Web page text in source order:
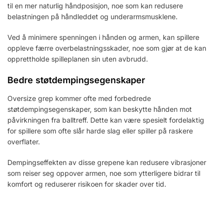
til en mer naturlig håndposisjon, noe som kan redusere
belastningen på håndleddet og underarmsmusklene.
Ved å minimere spenningen i hånden og armen, kan spillere
oppleve færre overbelastningsskader, noe som gjør at de kan
opprettholde spilleplanen sin uten avbrudd.
Bedre støtdempingsegenskaper
Oversize grep kommer ofte med forbedrede
støtdempingsegenskaper, som kan beskytte hånden mot
påvirkningen fra balltreff. Dette kan være spesielt fordelaktig
for spillere som ofte slår harde slag eller spiller på raskere
overflater.
Dempingseffekten av disse grepene kan redusere vibrasjoner
som reiser seg oppover armen, noe som ytterligere bidrar til
komfort og reduserer risikoen for skader over tid.